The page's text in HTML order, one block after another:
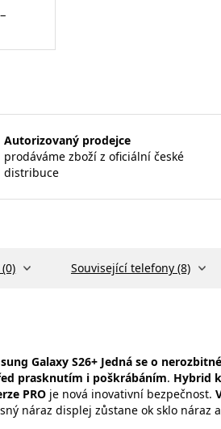
Autorizovaný prodejce
prodáváme zboží z oficiální české
distribuce
Související telefony (8)
Galaxy S26+ Jedná se o
prasknutím i poškrábáním. Hybrid
PRO je nová inovativní bezpečnost.
náraz displej zůstane ok sklo náraz